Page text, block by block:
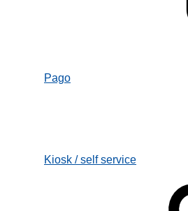
Pago
Kiosk / self service